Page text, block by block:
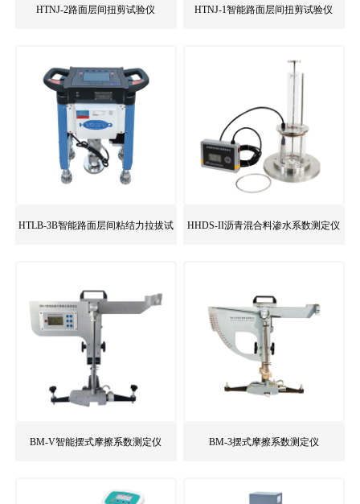
HTNJ-2路面层间扭剪试验仪 HTNJ-1智能路面层间扭剪试验仪
HTLB-3B智能路面层间粘结力拉拔试 HHDS-II沥青混合料渗水系数测定仪
BM-V智能摆式摩擦系数测定仪 BM-3摆式摩擦系数测定仪